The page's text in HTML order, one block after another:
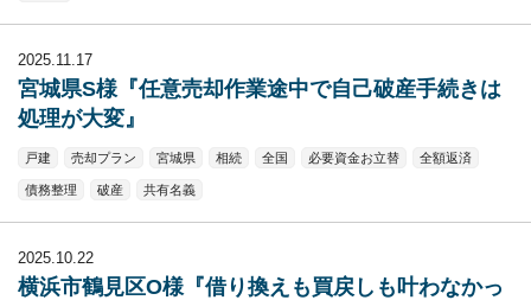
2025.11.17
宮城県S様『任意売却作業途中で自己破産手続きは
処理が大変』
戸建 売却プラン 宮城県 相続 全国 必要資金お立替 全額返済
債務整理 破産 共有名義
2025.10.22
横浜市鶴見区O様『借り換えも買戻しも叶わなかっ